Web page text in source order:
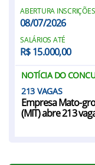
ABERTURA INSCRIÇÕES
08/07/2026
SALÁRIOS ATÉ
R$ 15.000,00
NOTÍCIA DO
213
Empresa Mato-
(MIT) abre 213